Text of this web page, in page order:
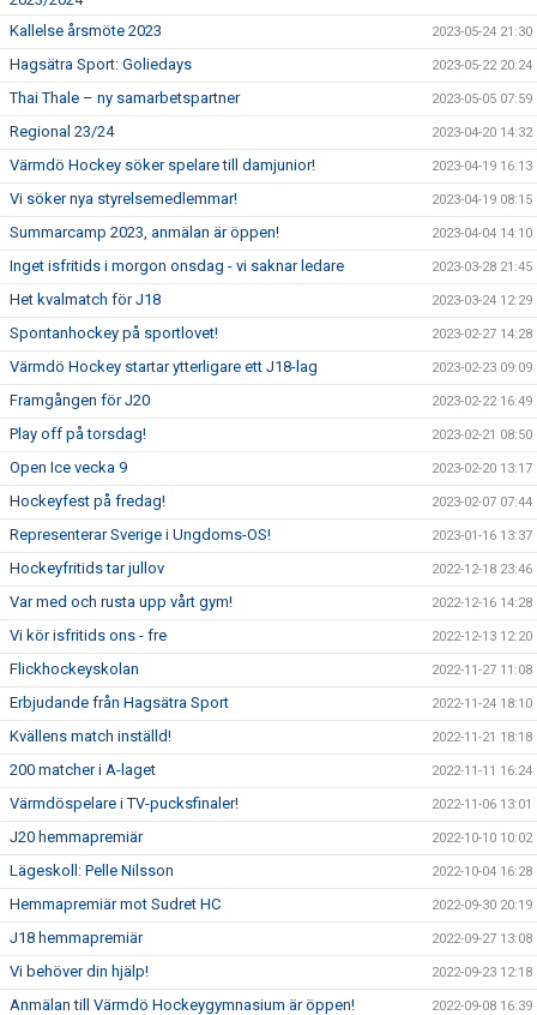
Kallelse årsmöte 2023 2023-05-24 21:30
Hagsätra Sport: Goliedays 2023-05-22 20:24
Thai Thale – ny samarbetspartner 2023-05-05 07:59
Regional 23/24 2023-04-20 14:32
Värmdö Hockey söker spelare till damjunior! 2023-04-19 16:13
Vi söker nya styrelsemedlemmar! 2023-04-19 08:15
Summarcamp 2023, anmälan är öppen! 2023-04-04 14:10
Inget isfritids i morgon onsdag - vi saknar ledare 2023-03-28 21:45
Het kvalmatch för J18 2023-03-24 12:29
Spontanhockey på sportlovet! 2023-02-27 14:28
Värmdö Hockey startar ytterligare ett J18-lag 2023-02-23 09:09
Framgången för J20 2023-02-22 16:49
Play off på torsdag! 2023-02-21 08:50
Open Ice vecka 9 2023-02-20 13:17
Hockeyfest på fredag! 2023-02-07 07:44
Representerar Sverige i Ungdoms-OS! 2023-01-16 13:37
Hockeyfritids tar jullov 2022-12-18 23:46
Var med och rusta upp vårt gym! 2022-12-16 14:28
Vi kör isfritids ons - fre 2022-12-13 12:20
Flickhockeyskolan 2022-11-27 11:08
Erbjudande från Hagsätra Sport 2022-11-24 18:10
Kvällens match inställd! 2022-11-21 18:18
200 matcher i A-laget 2022-11-11 16:24
Värmdöspelare i TV-pucksfinaler! 2022-11-06 13:01
J20 hemmapremiär 2022-10-10 10:02
Lägeskoll: Pelle Nilsson 2022-10-04 16:28
Hemmapremiär mot Sudret HC 2022-09-30 20:19
J18 hemmapremiär 2022-09-27 13:08
Vi behöver din hjälp! 2022-09-23 12:18
Anmälan till Värmdö Hockeygymnasium är öppen! 2022-09-08 16:39